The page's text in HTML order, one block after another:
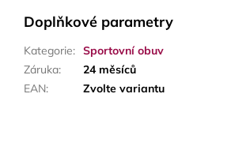
Doplňkové parametry
Kategorie: Sportovní obuv
Záruka:
24 měsíců
EAN: Zvolte variantu